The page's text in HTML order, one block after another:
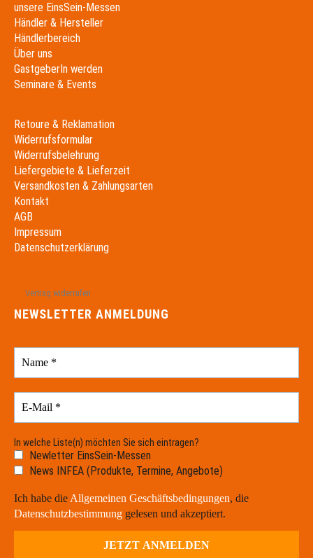
unsere EinsSein-Messen
Händler & Hersteller
Händlerbereich
Über uns
GastgeberIn werden
Seminare & Events
Retoure & Reklamation
Widerrufsformular
Widerrufsbelehrung
Liefergebiete & Lieferzeit
Versandkosten & Zahlungsarten
Kontakt
AGB
Impressum
Datenschutzerklärung
Vertrag widerrufen
NEWSLETTER ANMELDUNG
In welche Liste(n) möchten Sie sich eintragen?
Newletter EinsSein-Messen
News INFEA (Produkte, Termine, Angebote)
Ich habe dieAllgemeinen Geschäftsbedingungen, die
Datenschutzbestimmung gelesen und akzeptiert.